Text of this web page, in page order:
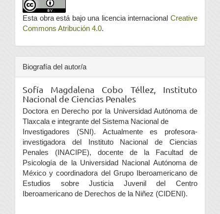
Esta obra está bajo una licencia internacional Creative
Commons Atribución 4.0.
Biografía del autor/a
Sofía Magdalena Cobo Téllez, Instituto
Nacional de Ciencias Penales
Doctora en Derecho por la Universidad Autónoma de
Tlaxcala e integrante del Sistema Nacional de
Investigadores (SNI). Actualmente es profesora-
investigadora del Instituto Nacional de Ciencias
Penales (INACIPE), docente de la Facultad de
Psicología de la Universidad Nacional Autónoma de
México y coordinadora del Grupo Iberoamericano de
Estudios sobre Justicia Juvenil del Centro
Iberoamericano de Derechos de la Niñez (CIDENI).